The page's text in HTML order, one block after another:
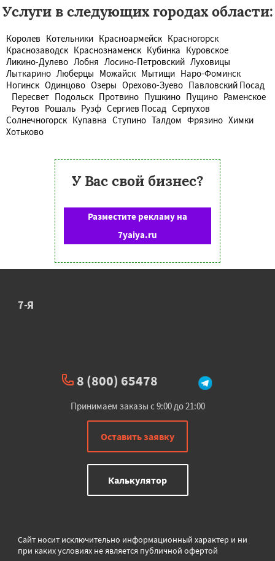
Услуги в следующих городах области:
Королев Котельники Красноармейск Красногорск
Краснозаводск Краснознаменск Кубинка Куровское
Ликино-Дулево Лобня Лосино-Петровский Луховицы
Лыткарино Люберцы Можайск Мытищи Наро-Фоминск
Ногинск Одинцово Озеры Орехово-Зуево Павловский Посад
Пересвет Подольск Протвино Пушкино Пущино Раменское
Реутов Рошаль Рузф Сергиев Посад Серпухов
Солнечногорск Купавна Ступино Талдом Фрязино Химки
Хотьково
У Вас свой бизнес?
Разместите рекламу на
7yaiya.ru
7-Я
8 (800) 65478
Принимаем заказы с 9:00 до 21:00
Оставить заявку
Калькулятор
Сайт носит исключительно информационный характер и ни
при каких условиях не является публичной офертой